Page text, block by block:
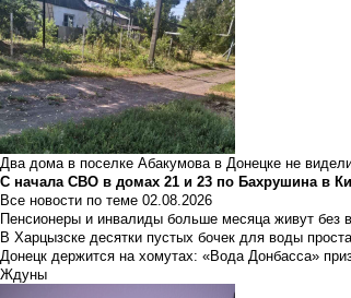
Два дома в поселке Абакумова в Донецке не
С начала СВО в домах 21 и 23 по Бахрушина в
Все новости по теме 02.08.2026
Пенсионеры и инвалиды больше месяца живут без
В Харцызске десятки пустых бочек для воды
Донецк держится на хомутах: «Вода Донбасса»
Ждуны